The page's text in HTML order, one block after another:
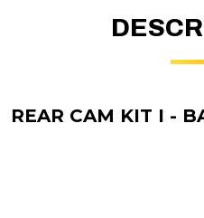
REAR CAM KIT I -